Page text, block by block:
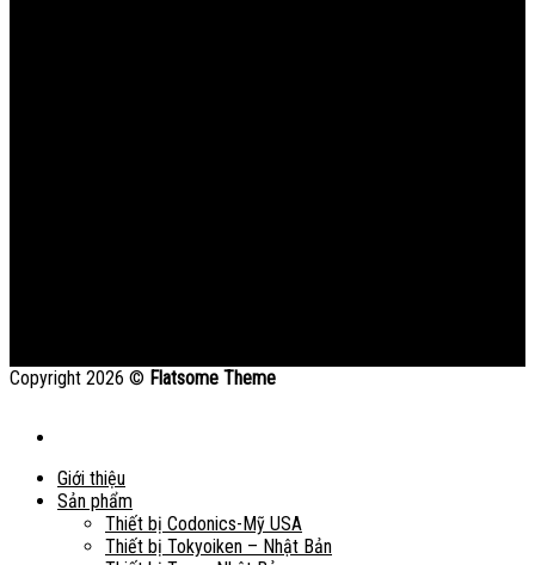
Copyright 2026 © Flatsome Theme
Giới thiệu
Sản phẩm
Thiết bị Codonics-Mỹ USA
Thiết bị Tokyoiken – Nhật Bản